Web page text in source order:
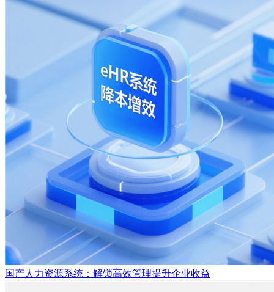
国产人力资源系统：解锁高效管理提升企业收益